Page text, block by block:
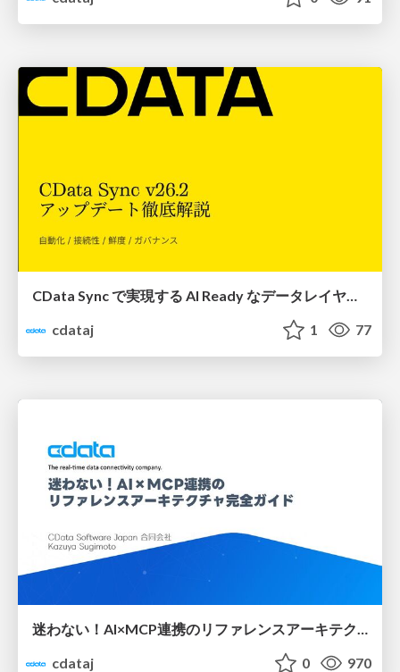
CData Sync で実現する AI Ready なデータレイヤー - 最新アップデート徹底解説【v26.2】
cdataj
1 77
cdataj
0 970